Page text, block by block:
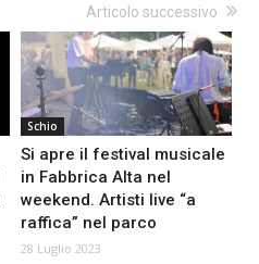
Articolo successivo
Schio
Si apre il festival musicale
in Fabbrica Alta nel
weekend. Artisti live “a
raffica” nel parco
28 Luglio 2023